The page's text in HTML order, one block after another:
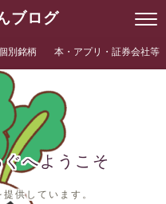
ブログ
別銘柄 本・アプリ・証券会社等
へようこそ
供しています。